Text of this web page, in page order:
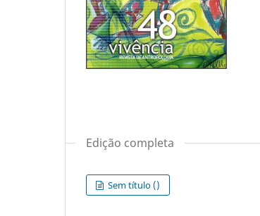
Edição completa
Sem título ()